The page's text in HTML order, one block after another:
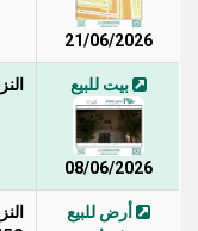
21/06/2026
بيت للبيع
08/06/2026
أرض للبيع